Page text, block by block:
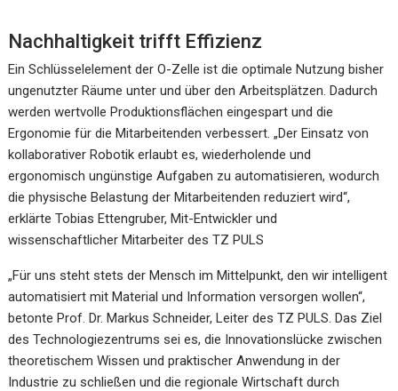
Nachhaltigkeit trifft Effizienz
Ein Schlüsselelement der O-Zelle ist die optimale Nutzung bisher
ungenutzter Räume unter und über den Arbeitsplätzen. Dadurch
werden wertvolle Produktionsflächen eingespart und die
Ergonomie für die Mitarbeitenden verbessert. „Der Einsatz von
kollaborativer Robotik erlaubt es, wiederholende und
ergonomisch ungünstige Aufgaben zu automatisieren, wodurch
die physische Belastung der Mitarbeitenden reduziert wird“,
erklärte Tobias Ettengruber, Mit-Entwickler und
wissenschaftlicher Mitarbeiter des TZ PULS
„Für uns steht stets der Mensch im Mittelpunkt, den wir intelligent
automatisiert mit Material und Information versorgen wollen“,
betonte Prof. Dr. Markus Schneider, Leiter des TZ PULS. Das Ziel
des Technologiezentrums sei es, die Innovationslücke zwischen
theoretischem Wissen und praktischer Anwendung in der
Industrie zu schließen und die regionale Wirtschaft durch